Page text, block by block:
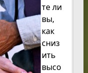
те ли
вы,
как
сниз
ить
высо